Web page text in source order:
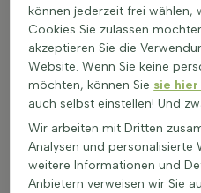
Sie ist eine einfache
fast überall.
Man muss sie nicht
wenn man will, kann
Die Pflanze ist kräftig
Probleme mit
Ist dies die richtige
bestellen Sie den
gleich.
können jederzeit frei wählen,
Cookies Sie zulassen
akzeptieren Sie die
Website. Wenn Sie keine
möchten, können Sie sie hier
auch selbst einstellen! Und
Wir arbeiten mit Dritten
Analysen und personalisierte
weitere Informationen und
Anbietern verweisen wir Sie